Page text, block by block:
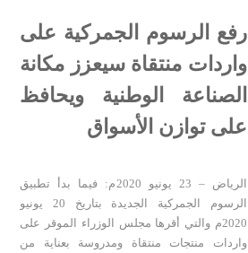
رفع الرسوم الجمركية على
واردات منتقاة سيعزز مكانة
الصناعة الوطنية ويحافظ
على توازن الأسواق
الرياض – 23 يونيو 2020م: فيما بدأ تطبيق
الرسوم الجمركية الجديدة بتاريخ 20 يونيو
2020م والتي أقرها مجلس الوزراء الموقر على
واردات منتجات منتقاة ومدروسة بعناية من